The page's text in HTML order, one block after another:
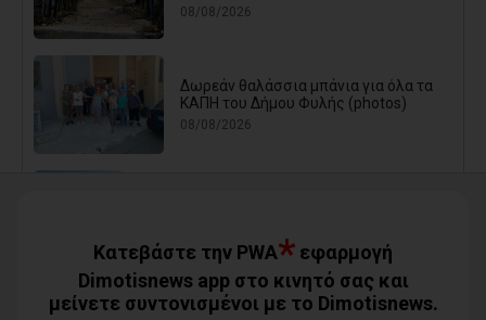
08/08/2026
Δωρεάν θαλάσσια μπάνια για όλα τα
ΚΑΠΗ του Δήμου Φυλής (photos)
08/08/2026
Χαρδαλιάς: «Καμία ανεμογεννήτρια σε
Κατεβάστε την PWA* εφαρμογή
Dimotisnews app στο κινητό σας και
μείνετε συντονισμένοι με το Dimotisnews.